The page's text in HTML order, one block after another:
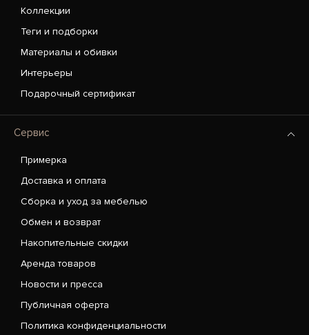
Коллекции
Теги и подборки
Материалы и обивки
Интерьеры
Подарочный сертификат
Сервис
Примерка
Доставка и оплата
Сборка и уход за мебелью
Обмен и возврат
Накопительные скидки
Аренда товаров
Новости и пресса
Публичная оферта
Политика конфиденциальности